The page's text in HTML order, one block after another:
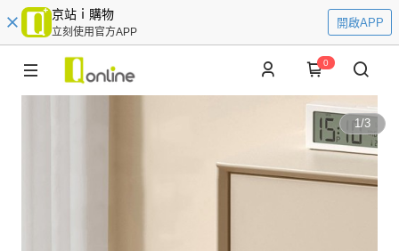
京站ｉ購物
立刻使用官方APP
開啟APP
0
1/3